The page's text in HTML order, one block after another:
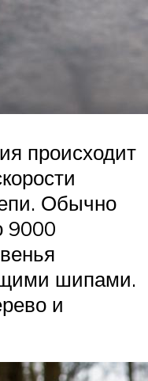
происходит
Обычно
9000
шипами.
и